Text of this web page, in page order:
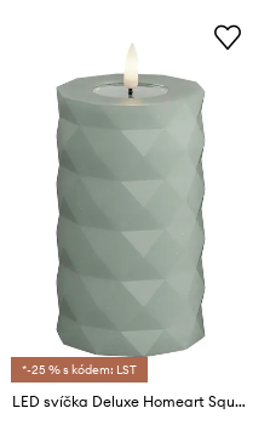
*-25 % s kódem: LST
LED svíčka Deluxe Homeart Square Bloklys 7,5 x 12,5 cm